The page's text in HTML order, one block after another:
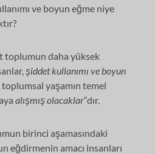
ve boyun eğme niye
toplumun daha yüksek
şiddet kullanımı ve boyun
, toplumsal yaşamın temel
alışmış olacaklar“dır.
birinci aşamasındaki
eğdirmenin amacı insanları